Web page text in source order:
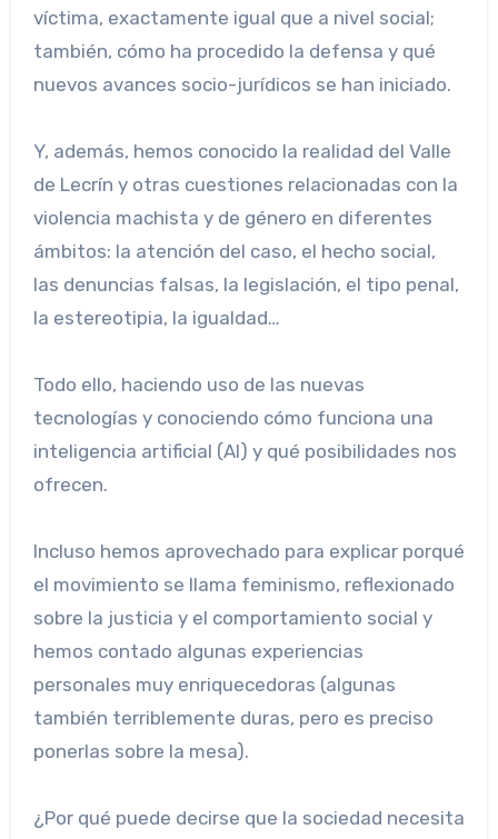
víctima, exactamente igual que a nivel social;
también, cómo ha procedido la defensa y qué
nuevos avances socio-jurídicos se han iniciado.
Y, además, hemos conocido la realidad del Valle
de Lecrín y otras cuestiones relacionadas con la
violencia machista y de género en diferentes
ámbitos: la atención del caso, el hecho social,
las denuncias falsas, la legislación, el tipo penal,
la estereotipia, la igualdad…
Todo ello, haciendo uso de las nuevas
tecnologías y conociendo cómo funciona una
inteligencia artificial (AI) y qué posibilidades nos
ofrecen.
Incluso hemos aprovechado para explicar porqué
el movimiento se llama feminismo, reflexionado
sobre la justicia y el comportamiento social y
hemos contado algunas experiencias
personales muy enriquecedoras (algunas
también terriblemente duras, pero es preciso
ponerlas sobre la mesa).
¿Por qué puede decirse que la sociedad necesita